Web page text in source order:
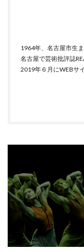
1964年、名古屋市生
名古屋で芸術批評誌
2019年６月にWEBサ